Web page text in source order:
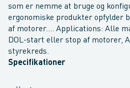
som er nemme at bruge og
ergonomiske produkter opfylder
af motorer.... Applications: Alle
DOL-start eller stop af motorer,
styrekreds.
Specifikationer